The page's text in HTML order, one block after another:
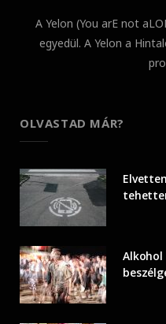
A Yelon (You arE not
egyedül. A Yelon a
OLVASTAD MÁR?
Alkohol